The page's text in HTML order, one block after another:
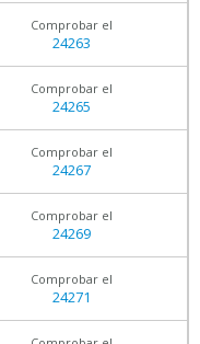
Comprobar el
24263
Comprobar el
24265
Comprobar el
24267
Comprobar el
24269
Comprobar el
24271